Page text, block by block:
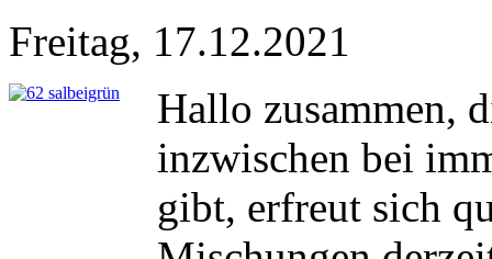
Freitag, 17.12.2021
Hallo zusammen,
inzwischen bei
gibt, erfreut sich